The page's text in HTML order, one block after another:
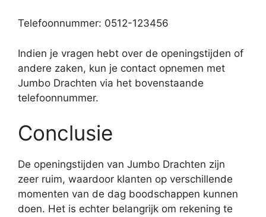
Telefoonnummer: 0512-123456
Indien je vragen hebt over de openingstijden of
andere zaken, kun je contact opnemen met
Jumbo Drachten via het bovenstaande
telefoonnummer.
Conclusie
De openingstijden van Jumbo Drachten zijn
zeer ruim, waardoor klanten op verschillende
momenten van de dag boodschappen kunnen
doen. Het is echter belangrijk om rekening te